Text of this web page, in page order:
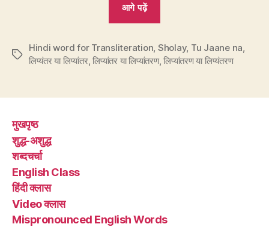
आगे पढ़ें
S
H
L
Tags
Hindi word for Transliteration Sholay, Tu Jaane na
लिप्यंतर या लिप्यांतर,लिप्यांतर या लिप्यांतरण,लिप्यांतरण या लिप्यंतरण
मुखपृष्ठ
शुद्ध-अशुद्ध
शब्दचर्चा
English Class
हिंदी क्लास
Video क्लास
Mispronounced English Words